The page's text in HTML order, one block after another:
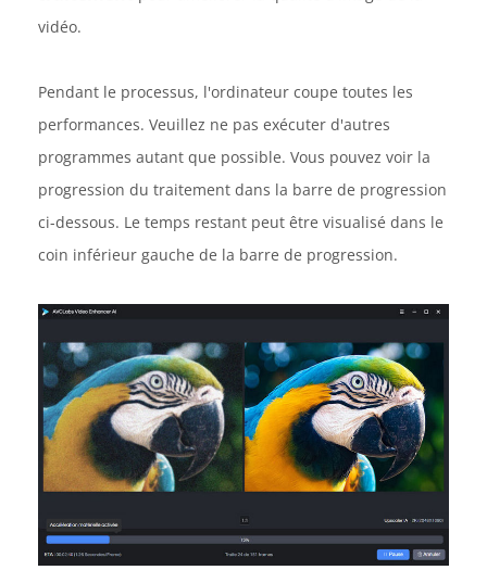
vidéo.
Pendant le processus, l'ordinateur coupe toutes les
performances. Veuillez ne pas exécuter d'autres
programmes autant que possible. Vous pouvez voir la
progression du traitement dans la barre de progression
ci-dessous. Le temps restant peut être visualisé dans le
coin inférieur gauche de la barre de progression.